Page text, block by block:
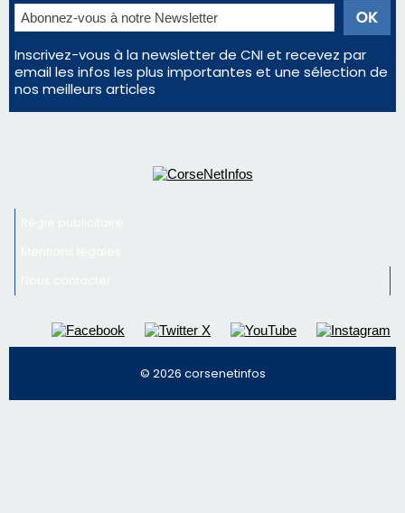
Inscrivez-vous à la newsletter de CNI et recevez par
email les infos les plus importantes et une sélection de
nos meilleurs articles
© 2026 corsenetinfos